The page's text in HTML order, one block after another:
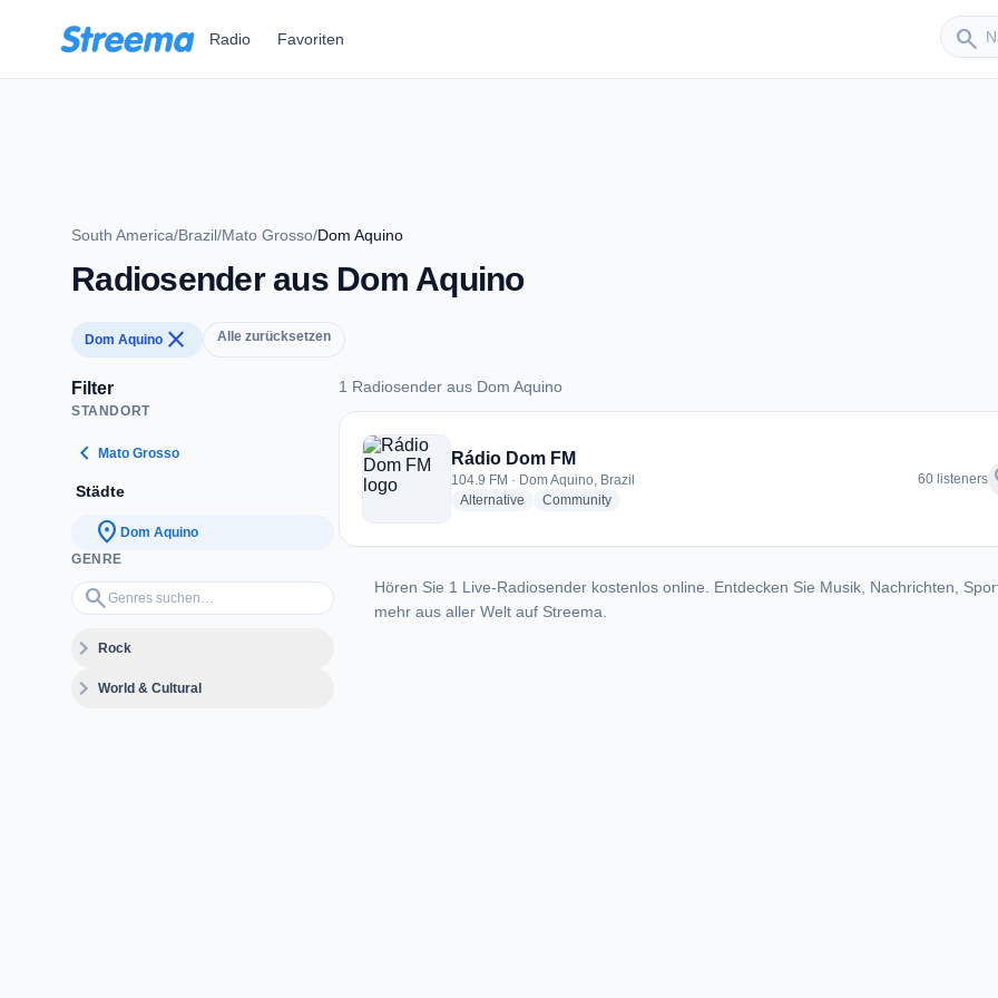
Radio Favoriten search
Sender
South America/Brazil/Mato Grosso/Dom Aquino
Radiosender aus Dom Aquino
Dom Aquino close Alle zurücksetzen
Filter
STANDORT
chevron_left Mato Grosso
Städte
location_on Dom Aquino
GENRE
search
Genres suchen…
expand_moreRock
expand_moreWorld & Cultural
1 Radiosender aus Dom Aquino
1 Radiosender aus Dom Aquino
Rádio Dom FM
104.9 FM · Dom Aquino, Brazil
Alternative radio stations
Communityradio stations
60 listeners
Hören Sie 1 Live-Radiosender kostenlos online. Entdecken Sie Musik, Nachrichten,
mehr aus aller Welt auf Streema.